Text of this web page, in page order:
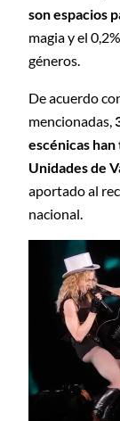
son espacios
magia y el
géneros.
De acuerdo
mencionadas,
escénicas
Unidades de
aportado al
nacional.